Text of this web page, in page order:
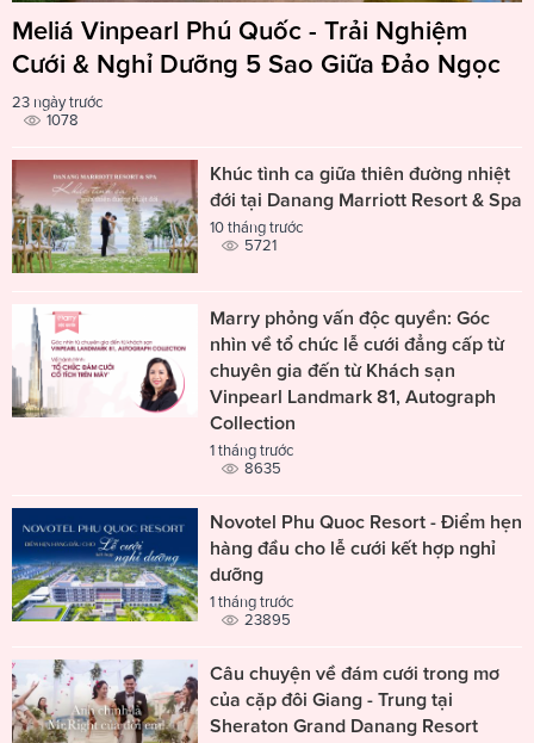
Meliá Vinpearl Phú Quốc - Trải Nghiệm
Cưới & Nghỉ Dưỡng 5 Sao Giữa Đảo Ngọc
23 ngày trước
1078
Khúc tình ca giữa thiên đường nhiệt
đới tại Danang Marriott Resort & Spa
10 tháng trước
5721
Marry phỏng vấn độc quyền: Góc
nhìn về tổ chức lễ cưới đẳng cấp từ
chuyên gia đến từ Khách sạn
Vinpearl Landmark 81, Autograph
Collection
1 tháng trước
8635
Novotel Phu Quoc Resort - Điểm hẹn
hàng đầu cho lễ cưới kết hợp nghỉ
dưỡng
1 tháng trước
23895
Câu chuyện về đám cưới trong mơ
của cặp đôi Giang - Trung tại
Sheraton Grand Danang Resort